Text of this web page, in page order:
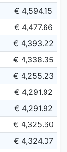
€ 4,594.15
€ 4,477.66
€ 4,393.22
€ 4,338.35
€ 4,255.23
€ 4,291.92
€ 4,291.92
€ 4,325.60
€ 4,324.07